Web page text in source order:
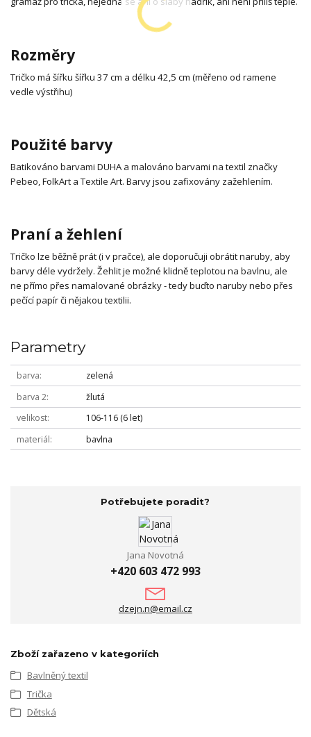
Rozměry
Tričko má šířku šířku 37 cm a délku 42,5 cm (měřeno od ramene
vedle výstřihu)
Použité barvy
Batikováno barvami DUHA a malováno barvami na textil značky
Pebeo, FolkArt a Textile Art. Barvy jsou zafixovány zažehlením.
Praní a žehlení
Tričko lze běžně prát (i v pračce), ale doporučuji obrátit naruby, aby
barvy déle vydržely. Žehlit je možné klidně teplotou na bavlnu, ale
ne přímo přes namalované obrázky - tedy buďto naruby nebo přes
pečící papír či nějakou textilii.
Parametry
barva
zelená
barva 2
žlutá
velikost
106-116 (6 let)
materiál
bavlna
Potřebujete poradit?
Jana Novotná
+420 603 472 993
dzejn.n@email.cz
Zboží zařazeno v kategoriích
Bavlněný textil
Trička
Dětská